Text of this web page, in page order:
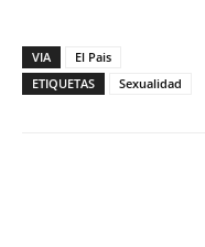
VIA
El Pais
ETIQUETAS
Sexualidad